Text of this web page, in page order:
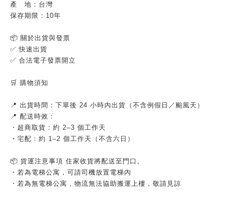
產 地：台灣
保存期限：10年
📦 關於出貨與發票
✅ 快速出貨
✅ 合法電子發票開立
🛒 購物須知
📍 出貨時間：下單後 24 小時內出貨（不含例假日／颱風天）
📍 配送時效：
・超商取貨：約 2–3 個工作天
・宅配：約 1–2 個工作天（不含六日）
📦 貨運注意事項 住家收貨將配送至門口。
・若為電梯公寓，可請司機放置電梯內
・若為無電梯公寓，物流無法協助搬運上樓，敬請見諒